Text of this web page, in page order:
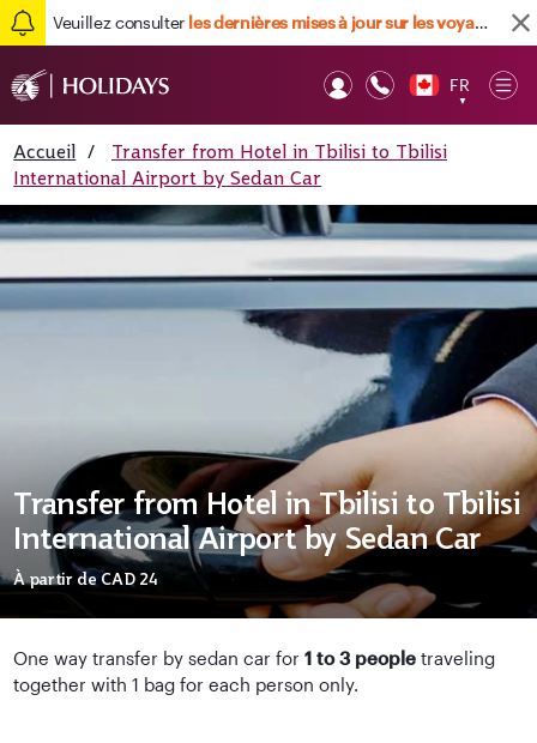
Veuillez consulter les dernières mises à jour sur les voyages ici
FR
▼
Accueil /
Transfer from Hotel in Tbilisi to Tbilisi
International Airport by Sedan Car
Transfer from Hotel in Tbilisi to Tbilisi
International Airport by Sedan Car
À partir deCAD 24
One way transfer by sedan car for1 to 3 people traveling
together with 1 bag for each person only.